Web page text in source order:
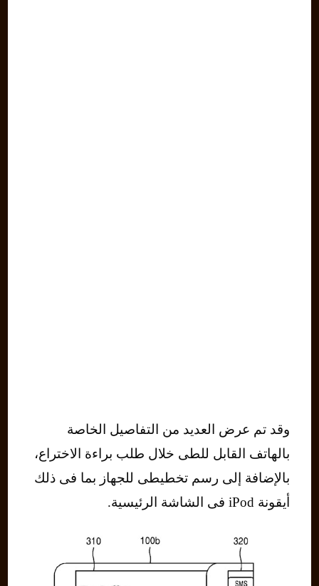
وقد تم عرض العديد من التفاصيل الخاصة
بالهاتف القابل للطى خلال طلب براءة الاختراع،
بالإضافة إلى رسم تخطيطى للجهاز بما فى ذلك
أيقونة iPod فى الشاشة الرئيسية.